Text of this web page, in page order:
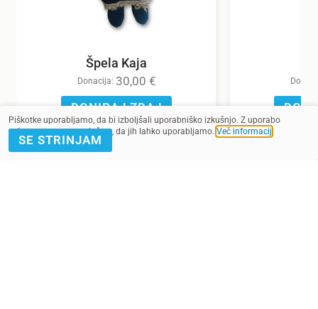
Špela Kaja
Donacija: 30,00 €
DONIRAJ ZDAJ
Piškotke uporabljamo, da bi izboljšali uporabniško izkušnjo. Z uporabo
spletnega mesta soglašate, da jih lahko uporabljamo. Več informacij
SE STRINJAM